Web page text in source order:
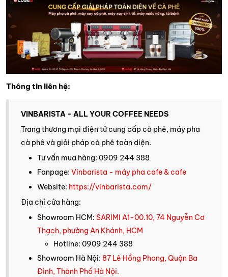
Thông tin liên hệ:
VINBARISTA - ALL YOUR COFFEE NEEDS
Trang thương mại điện tử cung cấp cà phê, máy pha
cà phê và giải pháp cà phê toàn diện.
Tư vấn mua hàng: 0909 244 388
Fanpage: Vinbarista - máy pha cafe & cafe
Website: https://vinbarista.com/
Địa chỉ cửa hàng:
Showroom HCM: SARIMI A1-00.10, 74 Nguyễn Cơ
Thạch, phường An Khánh, HCM
Hotline: 0909 244 388
Showroom Hà Nội: 87 Lê Hồng Phong, Quận Ba
Đình, Thành Phố Hà Nội.